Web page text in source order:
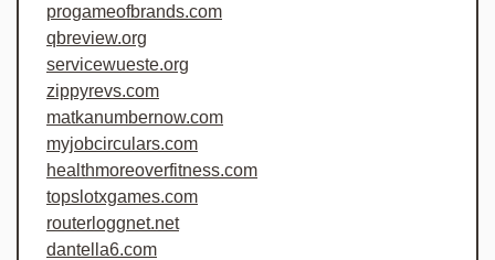
progameofbrands.com
qbreview.org
servicewueste.org
zippyrevs.com
matkanumbernow.com
myjobcirculars.com
healthmoreoverfitness.com
topslotxgames.com
routerloggnet.net
dantella6.com